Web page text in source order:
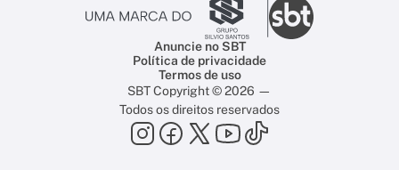
Anuncie no SBT
Política de privacidade
Termos de uso
SBT Copyright © 2026 —
Todos os direitos reservados